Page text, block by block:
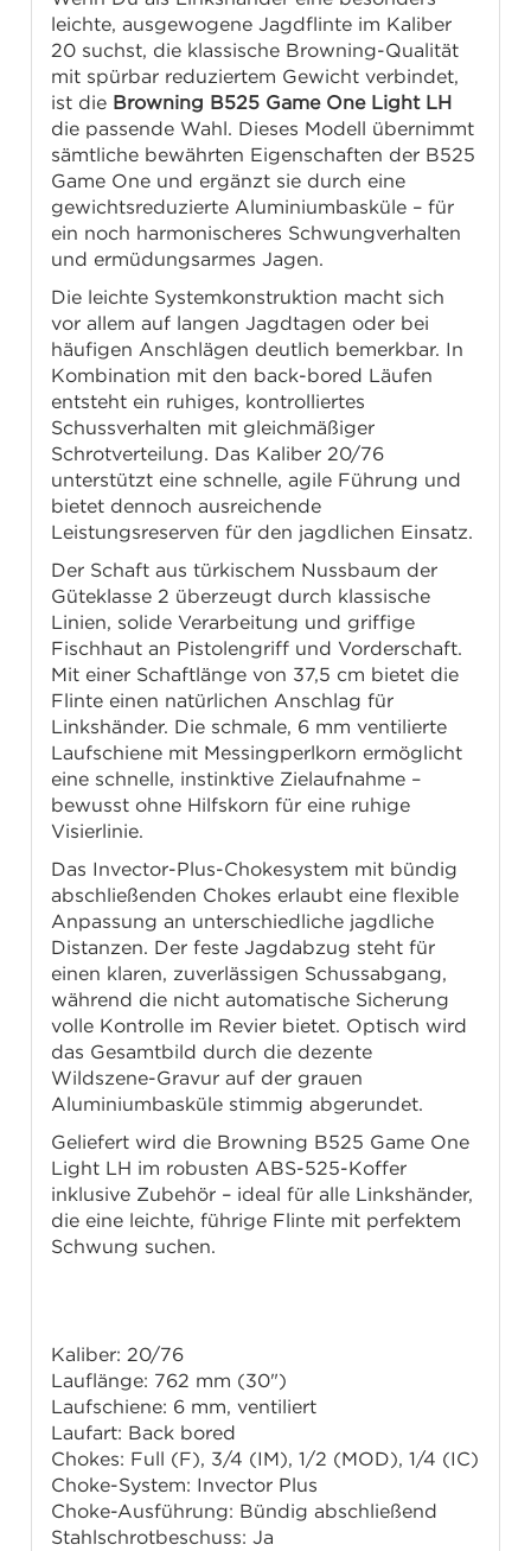
leichte, ausgewogene Jagdflinte im Kaliber
20 suchst, die klassische Browning-Qualität
mit spürbar reduziertem Gewicht verbindet,
ist die Browning B525 Game One Light LH
die passende Wahl. Dieses Modell übernimmt
sämtliche bewährten Eigenschaften der B525
Game One und ergänzt sie durch eine
gewichtsreduzierte Aluminiumbasküle – für
ein noch harmonischeres Schwungverhalten
und ermüdungsarmes Jagen.
Die leichte Systemkonstruktion macht sich
vor allem auf langen Jagdtagen oder bei
häufigen Anschlägen deutlich bemerkbar. In
Kombination mit den back-bored Läufen
entsteht ein ruhiges, kontrolliertes
Schussverhalten mit gleichmäßiger
Schrotverteilung. Das Kaliber 20/76
unterstützt eine schnelle, agile Führung und
bietet dennoch ausreichende
Leistungsreserven für den jagdlichen Einsatz.
Der Schaft aus türkischem Nussbaum der
Güteklasse 2 überzeugt durch klassische
Linien, solide Verarbeitung und griffige
Fischhaut an Pistolengriff und Vorderschaft.
Mit einer Schaftlänge von 37,5 cm bietet die
Flinte einen natürlichen Anschlag für
Linkshänder. Die schmale, 6 mm ventilierte
Laufschiene mit Messingperlkorn ermöglicht
eine schnelle, instinktive Zielaufnahme –
bewusst ohne Hilfskorn für eine ruhige
Visierlinie.
Das Invector-Plus-Chokesystem mit bündig
abschließenden Chokes erlaubt eine flexible
Anpassung an unterschiedliche jagdliche
Distanzen. Der feste Jagdabzug steht für
einen klaren, zuverlässigen Schussabgang,
während die nicht automatische Sicherung
volle Kontrolle im Revier bietet. Optisch wird
das Gesamtbild durch die dezente
Wildszene-Gravur auf der grauen
Aluminiumbasküle stimmig abgerundet.
Geliefert wird die Browning B525 Game One
Light LH im robusten ABS-525-Koffer
inklusive Zubehör – ideal für alle Linkshänder,
die eine leichte, führige Flinte mit perfektem
Schwung suchen.
Kaliber: 20/76
Lauflänge: 762 mm (30")
Laufschiene: 6 mm, ventiliert
Laufart: Back bored
Chokes: Full (F), 3/4 (IM), 1/2 (MOD), 1/4 (IC)
Choke-System: Invector Plus
Choke-Ausführung: Bündig abschließend
Stahlschrotbeschuss: Ja